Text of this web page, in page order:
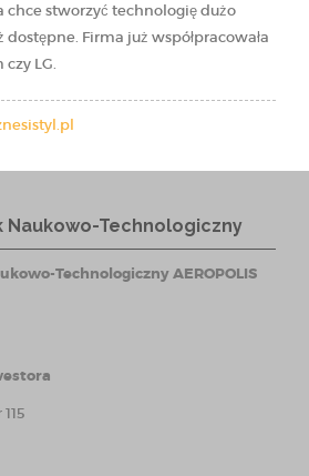
stworzyć technologię dużo
Firma już współpracowała
LG.
Naukowo-Technologiczny
Technologiczny AEROPOLIS